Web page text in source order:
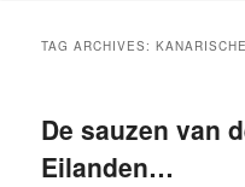
TAG ARCHIVES:
De sauzen van
Eilanden…